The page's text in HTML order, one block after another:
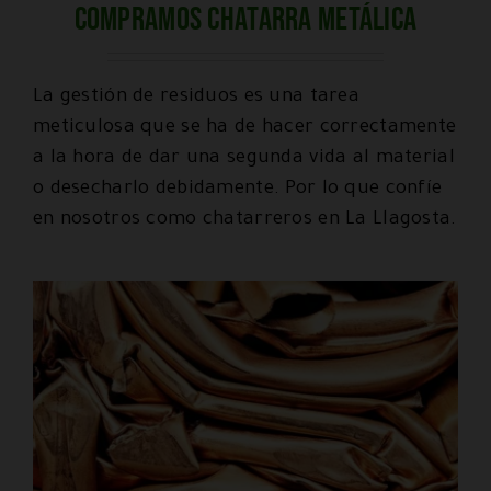
Compramos chatarra metálica
La gestión de residuos es una tarea
meticulosa que se ha de hacer correctamente
a la hora de dar una segunda vida al material
o desecharlo debidamente. Por lo que confíe
en nosotros como chatarreros en La Llagosta.